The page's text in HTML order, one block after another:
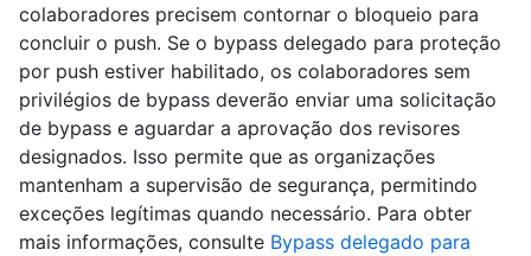
colaboradores precisem contornar o bloqueio para
concluir o push. Se o bypass delegado para proteção
por push estiver habilitado, os colaboradores sem
privilégios de bypass deverão enviar uma solicitação
de bypass e aguardar a aprovação dos revisores
designados. Isso permite que as organizações
mantenham a supervisão de segurança, permitindo
exceções legítimas quando necessário. Para obter
mais informações, consulte Bypass delegado para